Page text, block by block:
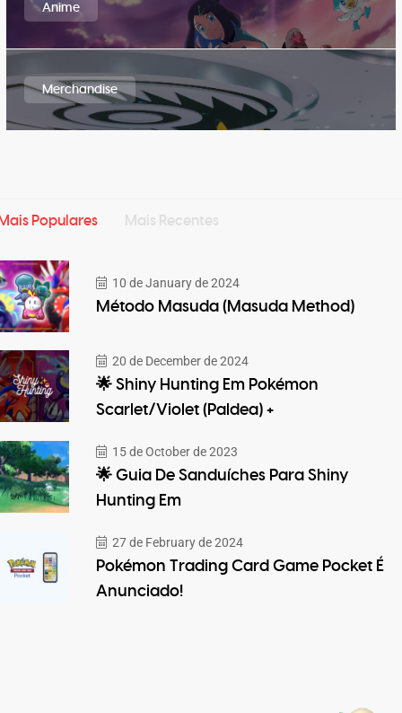
Anime
Merchandise
Populares Mais Recentes
10 de January de 2024
Método Masuda (Masuda Method)
20 de December de 2024
🌟 Shiny Hunting Em Pokémon
Scarlet/Violet (Paldea) +
15 de October de 2023
🌟 Guia De Sanduíches Para Shiny
Hunting Em
27 de February de 2024
Pokémon Trading Card Game Pocket É
Anunciado!